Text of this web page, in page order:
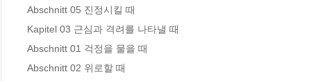
Abschnitt 05 진정시킬 때
Kapitel 03 근심과 격려를 나타낼 때
Abschnitt 01 걱정을 물을 때
Abschnitt 02 위로할 때